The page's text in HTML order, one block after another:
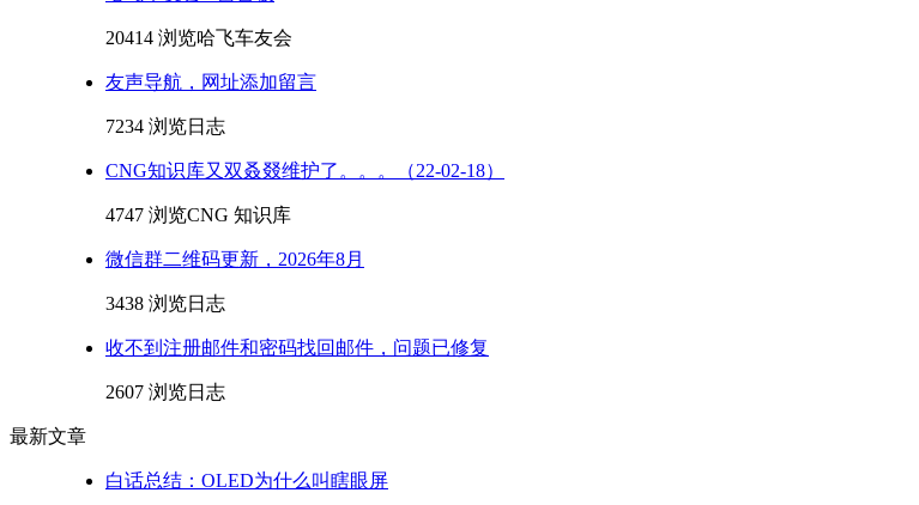
20414 浏览哈飞车友会
友声导航，网址添加留言
7234 浏览日志
CNG知识库又双叒叕维护了。。。（22-02-18）
4747 浏览CNG 知识库
微信群二维码更新，2026年8月
3438 浏览日志
收不到注册邮件和密码找回邮件，问题已修复
2607 浏览日志
最新文章
白话总结：OLED为什么叫瞎眼屏